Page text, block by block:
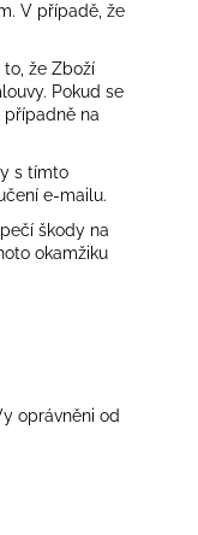
V případě, že
že Zboží
Pokud se
případně na
s tímto
e-mailu.
škody na
okamžiku
oprávněni od